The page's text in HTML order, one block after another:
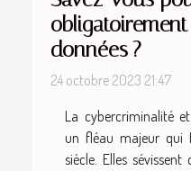
données ?
24 octobre 2023 21:47
La cybercriminalité
un fléau majeur qui
siècle. Elles